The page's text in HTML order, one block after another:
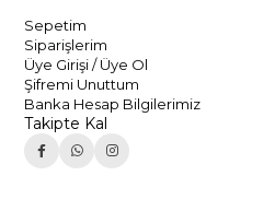
Sepetim
Siparişlerim
Üye Girişi / Üye Ol
Şifremi Unuttum
Banka Hesap Bilgilerimiz
Takipte Kal